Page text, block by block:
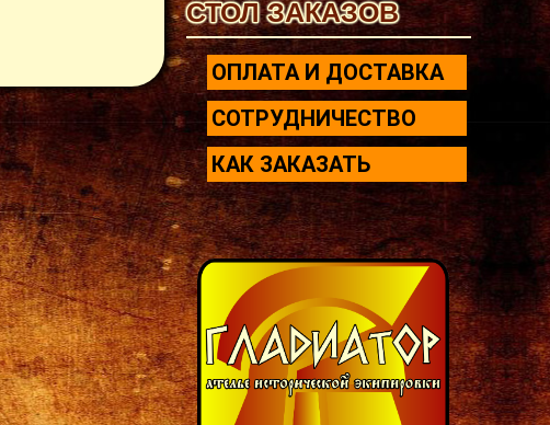
СТОЛ ЗАКАЗОВ
ОПЛАТА И ДОСТАВКА
СОТРУДНИЧЕСТВО
КАК ЗАКАЗАТЬ